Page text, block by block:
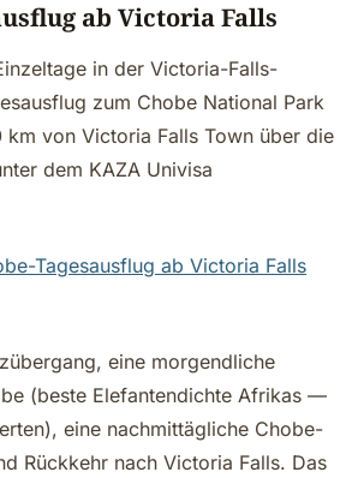
ab Victoria Falls
in der Victoria-Falls-
zum Chobe National Park
von Victoria Falls Town über die
dem KAZA Univisa
Tagesausflug ab Victoria Falls
eine morgendliche
(beste Elefantendichte Afrikas —
eine nachmittägliche Chobe-
Rückkehr nach Victoria Falls. Das